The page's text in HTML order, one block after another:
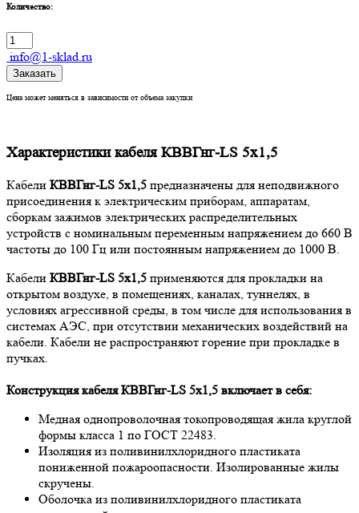
Количество:
info@1-sklad.ru
Заказать
Цена может меняться в зависимости от объема закупки
Характеристики кабеля КВВГнг-LS 5х1,5
Кабели КВВГнг-LS 5х1,5 предназначены для неподвижного
присоединения к электрическим приборам, аппаратам,
сборкам зажимов электрических распределительных
устройств с номинальным переменным напряжением до 660 В
частоты до 100 Гц или постоянным напряжением до 1000 В.
Кабели КВВГнг-LS 5х1,5 применяются для прокладки на
открытом воздухе, в помещениях, каналах, туннелях, в
условиях агрессивной среды, в том числе для использования в
системах АЭС, при отсутствии механических воздействий на
кабели. Кабели не распространяют горение при прокладке в
пучках.
Конструкция кабеля КВВГнг-LS 5х1,5 включает в себя:
Медная однопроволочная токопроводящая жила круглой
формы класса 1 по ГОСТ 22483.
Изоляция из поливинилхлоридного пластиката
пониженной пожароопасности. Изолированные жилы
скручены.
Оболочка из поливинилхлоридного пластиката